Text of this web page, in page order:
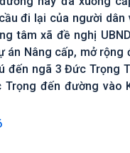
đi lại của người dân
tâm xã đề nghị
án Nâng cấp, mở rộng
đến ngã 3 Đức Trọng
đến đường vào